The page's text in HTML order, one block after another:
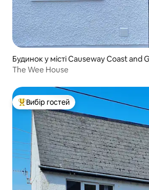
Будинок у місті Causeway Coast and
The Wee House
Топ вибір гостей
Вибір гостей